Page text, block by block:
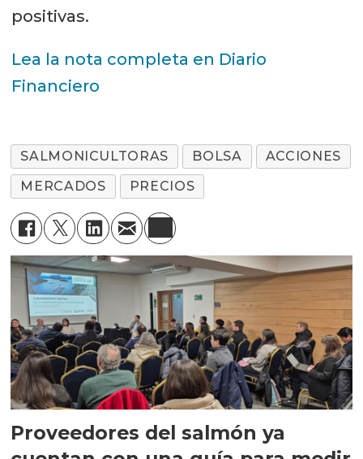
positivas.
Lea la nota completa en Diario
Financiero
SALMONICULTORAS BOLSA
ACCIONES
MERCADOS
PRECIOS
Proveedores del salmón ya